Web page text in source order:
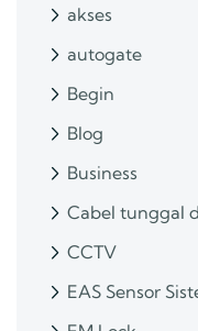
akses
autogate
Begin
Blog
Business
Cabel tunggal
CCTV
EAS Sensor